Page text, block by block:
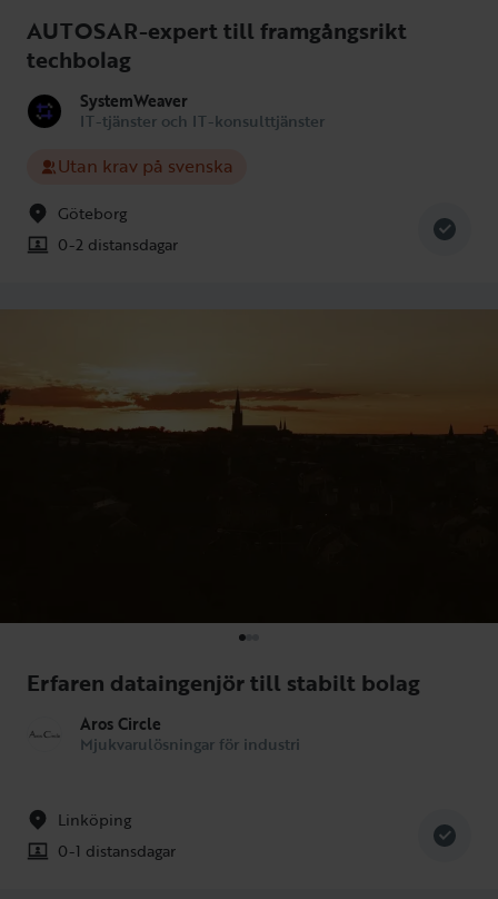
AUTOSAR-expert till framgångsrikt
techbolag
SystemWeaver
IT-tjänster och IT-konsulttjänster
Utan krav på svenska
Göteborg
0-2 distansdagar
Erfaren dataingenjör till stabilt bolag
Aros Circle
Mjukvarulösningar för industri
Linköping
0-1 distansdagar